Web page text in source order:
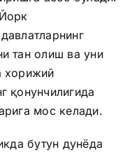
тан олиш ва уни
хорижий
қонунчилигида
мос келади.
бутун дунёда